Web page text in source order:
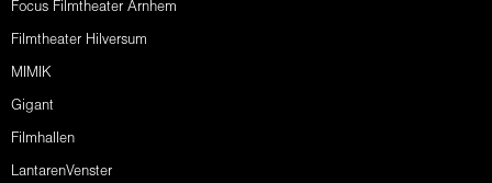
Focus Filmtheater Arnhem
Filmtheater Hilversum
MIMIK
Gigant
Filmhallen
LantarenVenster